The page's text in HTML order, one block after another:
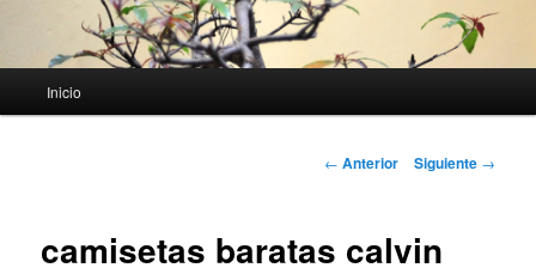
principal
Inicio
Navegación
← Anterior Siguiente →
camisetas baratas calvin